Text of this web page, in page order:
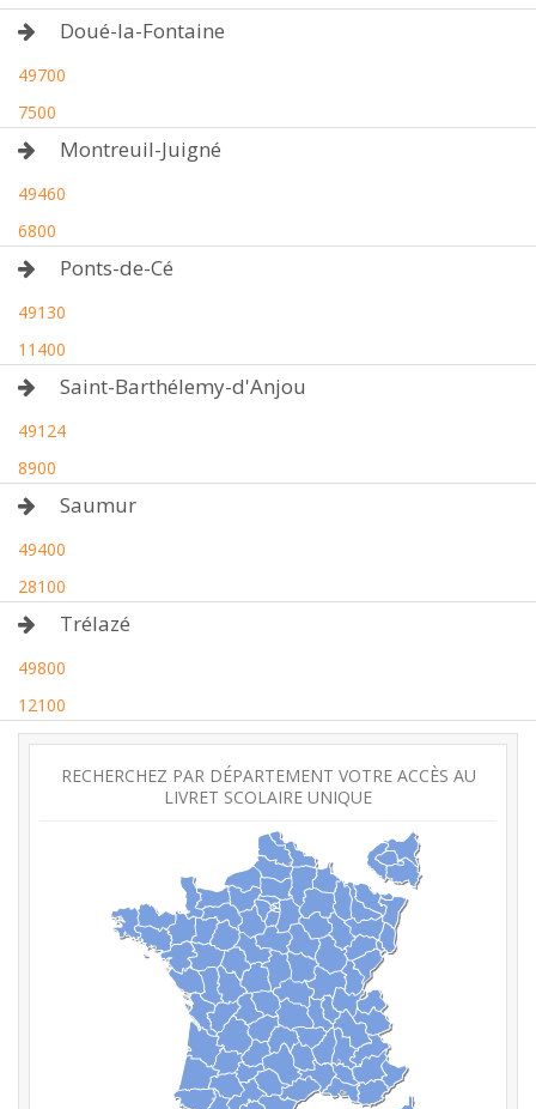
Doué-la-Fontaine
49700
7500
Montreuil-Juigné
49460
6800
Ponts-de-Cé
49130
11400
Saint-Barthélemy-d'Anjou
49124
8900
Saumur
49400
28100
Trélazé
49800
12100
RECHERCHEZ PAR DÉPARTEMENT VOTRE ACCÈS AU
LIVRET SCOLAIRE UNIQUE